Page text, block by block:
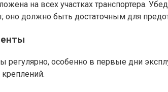
на всех участках транспортера.
оно должно быть достаточным для
регулярно, особенно в первые дни
креплений.